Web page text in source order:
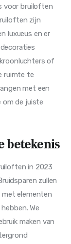
voor bruiloften
zijn
luxueus en er
of
ruimte te
met een
om de juiste
betekenis
in 2023
zullen
elementen
We
maken van